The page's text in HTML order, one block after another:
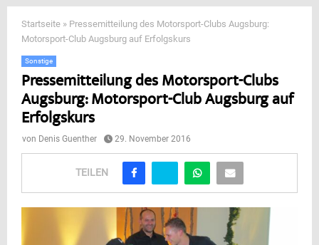
MENU
Startseite » Pressemitteilung des Motorsport-Clubs Augsburg:
Motorsport-Club Augsburg auf Erfolgskurs
Sonstige
Pressemitteilung des Motorsport-Clubs
Augsburg: Motorsport-Club Augsburg auf
Erfolgskurs
von Denis Guenther 29. November 2016
TEILEN